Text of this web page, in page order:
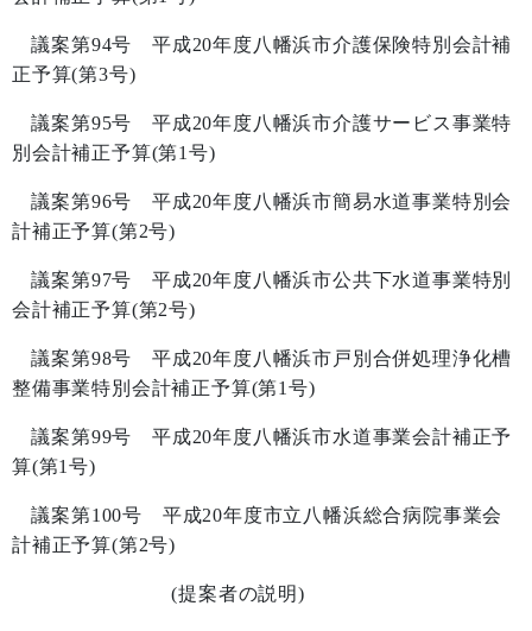
議案第94号 平成20年度八幡浜市介護保険特別会計補
正予算(第3号)
議案第95号 平成20年度八幡浜市介護サービス事業特
別会計補正予算(第1号)
議案第96号 平成20年度八幡浜市簡易水道事業特別会
計補正予算(第2号)
議案第97号 平成20年度八幡浜市公共下水道事業特別
会計補正予算(第2号)
議案第98号 平成20年度八幡浜市戸別合併処理浄化槽
整備事業特別会計補正予算(第1号)
議案第99号 平成20年度八幡浜市水道事業会計補正予
算(第1号)
議案第100号 平成20年度市立八幡浜総合病院事業会
計補正予算(第2号)
(提案者の説明)